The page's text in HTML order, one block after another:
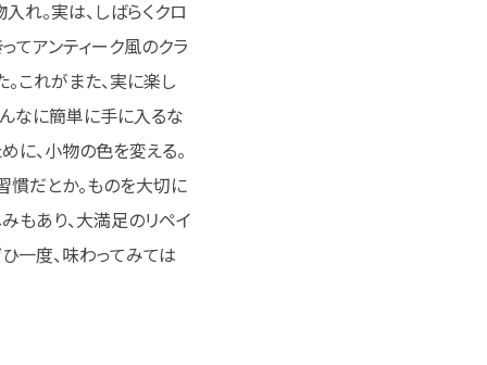
れ。実は、しばらくクロ
てアンティーク風のクラ
これがまた、実に楽し
んなに簡単に手に入るな
に、小物の色を変える。
慣だとか。ものを大切に
もあり、大満足のリペイ
一度、味わってみては